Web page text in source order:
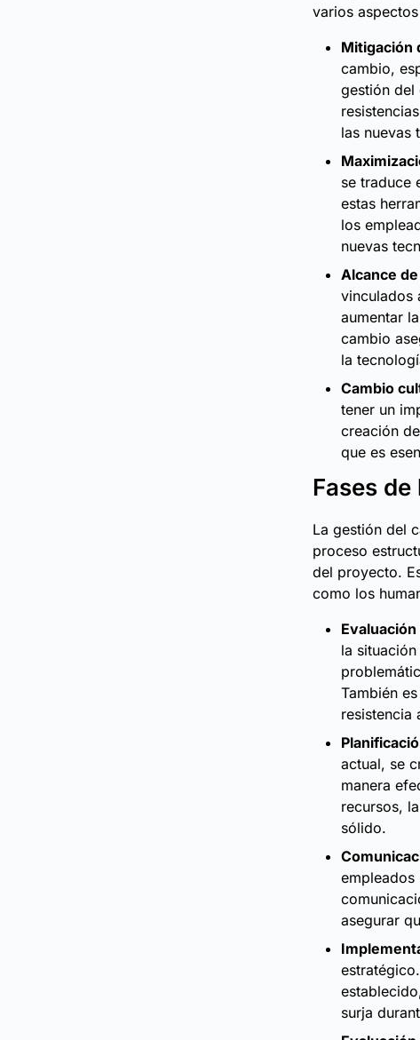
varios
Mitigación
cambio,
gestión del
las nuevas
se traduce
estas
los
nuevas
Alcance
vinculados
aumentar
cambio
la
Cambio
tener un
creación
que es
Fases
La gestión del
proceso
del proyecto.
como los
la
También
resistencia
actual, se
manera
recursos,
sólido.
empleados
asegurar
surja